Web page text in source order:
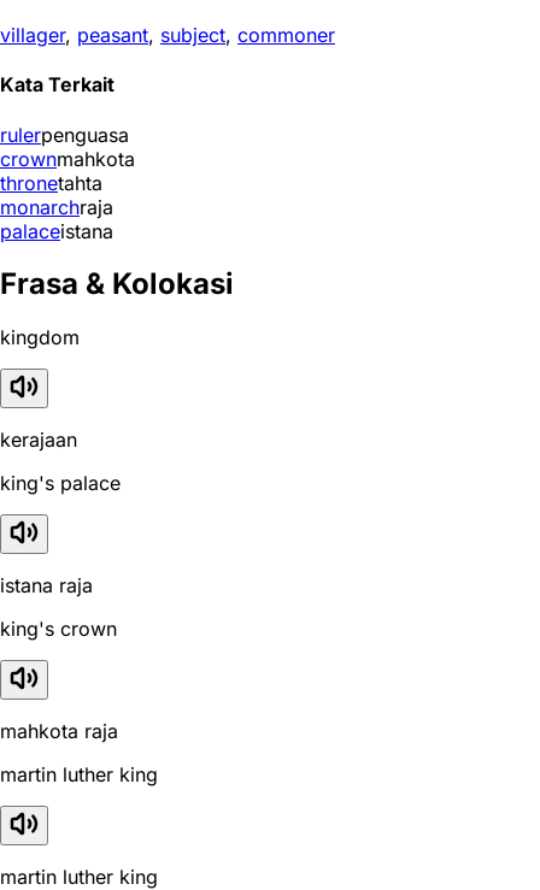
villager, peasant, subject, commoner
Kata Terkait
rulerpenguasa
crownmahkota
thronetahta
monarchraja
palaceistana
Frasa & Kolokasi
kingdom
kerajaan
king's palace
istana raja
king's crown
mahkota raja
martin luther king
martin luther king